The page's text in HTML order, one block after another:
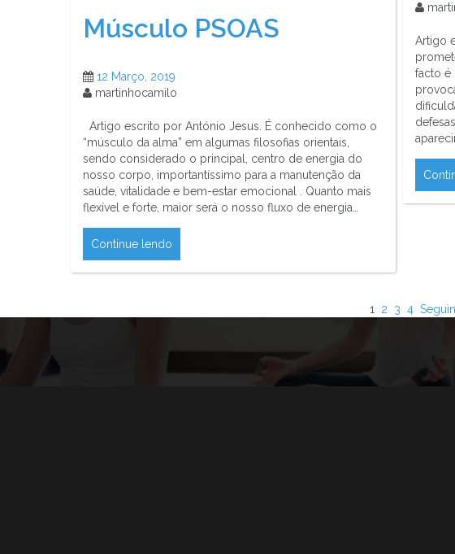
Artigo
facto é
Músculo PSOAS
12 Março, 2019
martinhocamilo
Artigo escrito por António Jesus. É conhecido como o
“músculo da alma” em algumas filosofias orientais,
sendo considerado o principal, centro de energia do
nosso corpo, importantíssimo para a manutenção da
saúde, vitalidade e bem-estar emocional . Quanto mais
flexível e forte, maior será o nosso fluxo de energia…
Continue lendo
1 2 3 4